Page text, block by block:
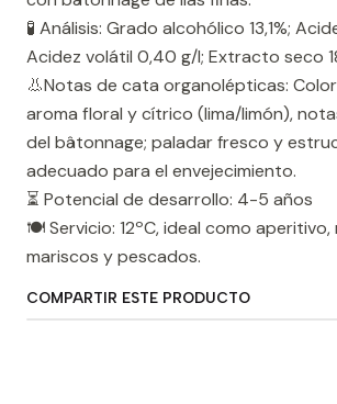
🧪 Análisis: Grado alcohólico 13,1%;
Acidez volátil 0,40 g/l; Extracto seco
👃Notas de cata organolépticas:
aroma floral y cítrico (lima/limón),
del bâtonnage; paladar fresco y
adecuado para el envejecimiento.
⏳ Potencial de desarrollo: 4-5 años
🍽️ Servicio: 12ºC, ideal como
mariscos y pescados.
COMPARTIR ESTE PRODUCTO